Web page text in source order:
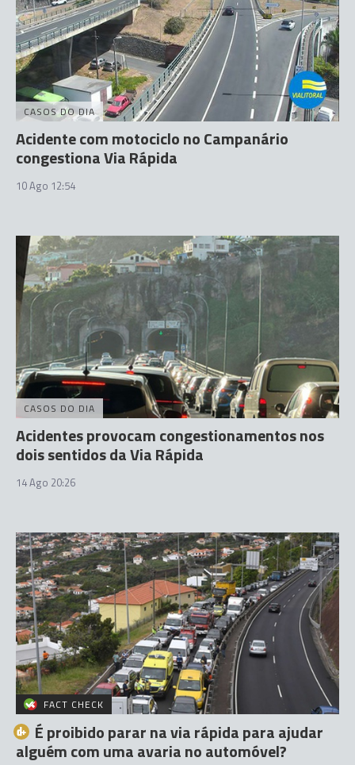
CASOS DO DIA
Acidente com motociclo no Campanário
congestiona Via Rápida
10 Ago 12:54
CASOS DO DIA
Acidentes provocam congestionamentos nos
dois sentidos da Via Rápida
14 Ago 20:26
FACT CHECK
É proibido parar na via rápida para ajudar
alguém com uma avaria no automóvel?